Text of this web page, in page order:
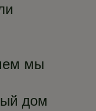
мы
дом